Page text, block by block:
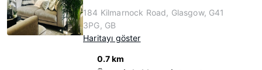
184 Kilmarnock Road, Glasgow, G41
3PG, GB
Haritayı göster
0.7 km